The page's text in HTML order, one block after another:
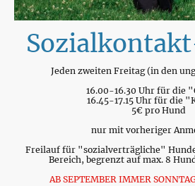
Jeden zweiten Freitag (in den
16.00-16.30 Uhr für die
16.45-17.15 Uhr für die
5€ pro Hund
nur mit vorheriger
Freilauf für "sozialverträgliche"
Bereich, begrenzt auf max. 8
AB SEPTEMBER IMMER